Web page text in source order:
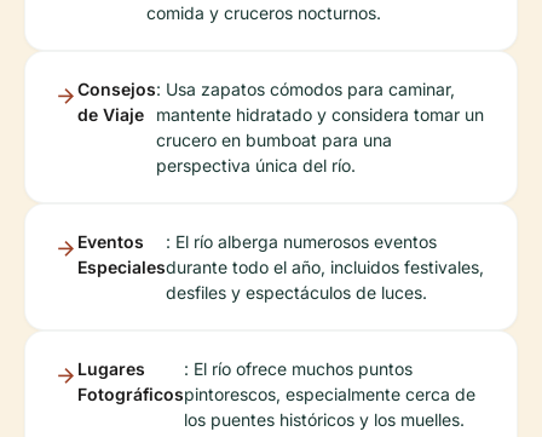
comida y cruceros nocturnos.
Consejos
de Viaje
: Usa zapatos cómodos para caminar,
mantente hidratado y considera tomar un
crucero en bumboat para una
perspectiva única del río.
Eventos
Especiales
: El río alberga numerosos eventos
durante todo el año, incluidos festivales,
desfiles y espectáculos de luces.
Lugares
Fotográficos
: El río ofrece muchos puntos
pintorescos, especialmente cerca de
los puentes históricos y los muelles.